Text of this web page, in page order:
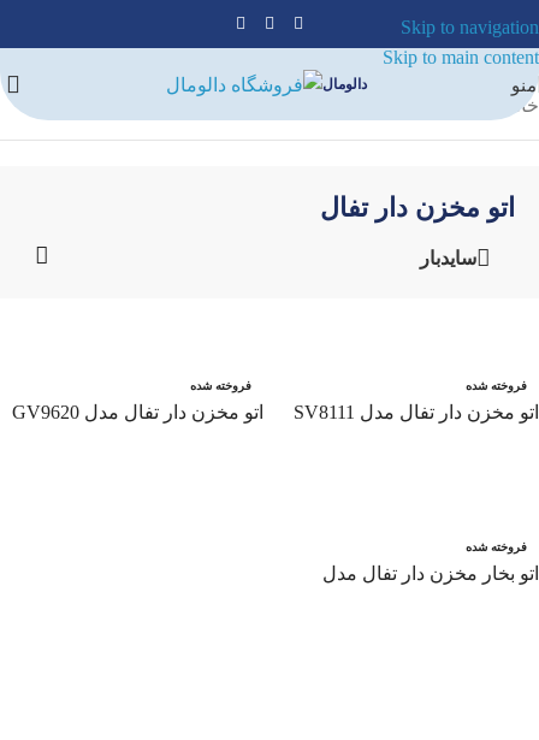
Skip to navigation
Skip to main content
منو
دالومال
خانه
اتو مخزن دار تفال
سایدبار
فروخته شده
اتو مخزن دار تفال مدل SV8111
فروخته شده
اتو مخزن دار تفال مدل GV9620
فروخته شده
اتو بخار مخزن دار تفال مدل